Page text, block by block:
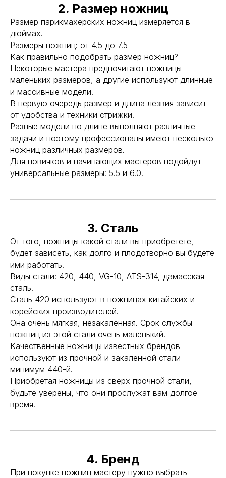
2. Размер ножниц
Размер парикмахерских ножниц измеряется в
дюймах.
Размеры ножниц: от 4.5 до 7.5
Как правильно подобрать размер ножниц?
Некоторые мастера предпочитают ножницы
маленьких размеров, а другие используют длинные
и массивные модели.
В первую очередь размер и длина лезвия зависит
от удобства и техники стрижки.
Разные модели по длине выполняют различные
задачи и поэтому профессионалы имеют несколько
ножниц различных размеров.
Для новичков и начинающих мастеров подойдут
универсальные размеры: 5.5 и 6.0.
3. Сталь
От того, ножницы какой стали вы приобретете,
будет зависеть, как долго и плодотворно вы будете
ими работать.
Виды стали: 420, 440, VG-10, ATS-314, дамасская
сталь.
Сталь 420 используют в ножницах китайских и
корейских производителей.
Она очень мягкая, незакаленная. Срок службы
ножниц из этой стали очень маленький.
Качественные ножницы известных брендов
используют из прочной и закалённой стали
минимум 440-й.
Приобретая ножницы из сверх прочной стали,
будьте уверены, что они прослужат вам долгое
время.
4. Бренд
При покупке ножниц мастеру нужно выбрать